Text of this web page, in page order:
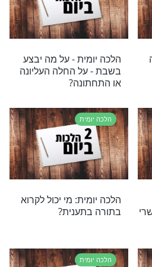
הלכה יומית – קריאת המגילה
הלכה יומית – אכילת אורז
לספרדי
הלכה יומית